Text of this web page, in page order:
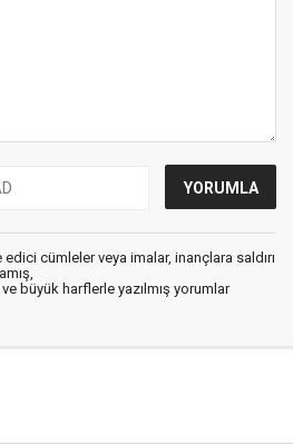
cümleler veya imalar, inançlara saldırı
büyük harflerle yazılmış yorumlar